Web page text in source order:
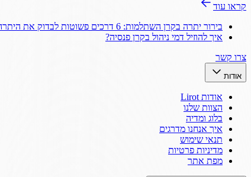
קראו עוד
בירור יתרה בקרן השתלמות: 6 דרכים פשוטות לבדוק את היתרה שלך
איך להוזיל דמי ניהול בקרן פנסיה?
צרו קשר
אודות
אודות Lirot
הצוות שלנו
בלוג ומדיה
איך אנחנו מדרגים
תנאי שימוש
מדיניות פרטיות
מפת אתר